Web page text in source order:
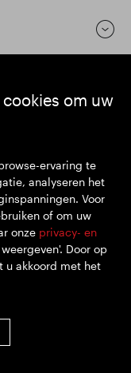
om uw
ervaring te
analyseren het
Voor
of om uw
onze privacy- en
Door op
u akkoord met het
twitter.com/